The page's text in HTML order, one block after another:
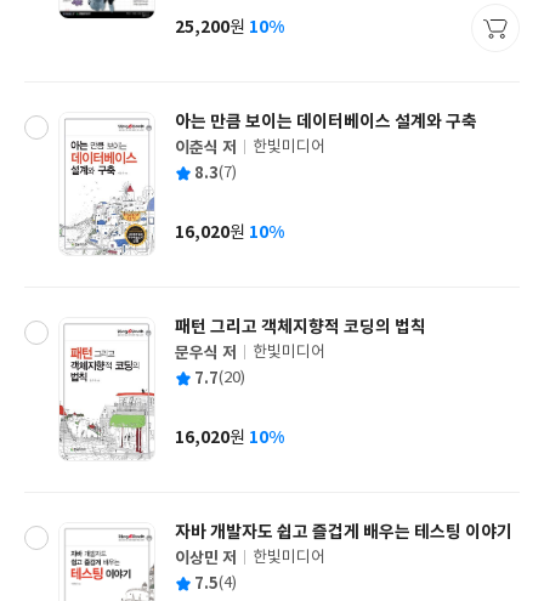
사
가
25,200원 10%
아는 만큼 보이는 데이터베이스 설계와 구축
글
쓴
이춘식 저
출
사
한빛미디어
평 8.3(7)
가
16,020원 10%
패턴 그리고 객체지향적 코딩의 법칙
글
쓴
문우식 저
출
사
한빛미디어
평 7.7(20)
가
16,020원 10%
자바 개발자도 쉽고 즐겁게 배우는 테스팅 이야기
글
쓴
이상민 저
출
한빛미디어
평 7.5(4)